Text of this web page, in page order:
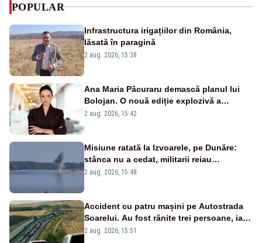
POPULAR
Infrastructura irigațiilor din România,
lăsată în paragină
2 aug. 2026, 15:38
Ana Maria Păcuraru demască planul lui
Bolojan. O nouă ediție explozivă a
emisiunii „Miza Zilei” la Realitatea PLUS
2 aug. 2026, 15:42
Misiune ratată la Izvoarele, pe Dunăre:
stânca nu a cedat, militarii reiau
detonările luni – VIDEO
2 aug. 2026, 15:48
Accident cu patru mașini pe Autostrada
Soarelui. Au fost rănite trei persoane, iar
traficul se desfășoară cu dificultate
2 aug. 2026, 15:51